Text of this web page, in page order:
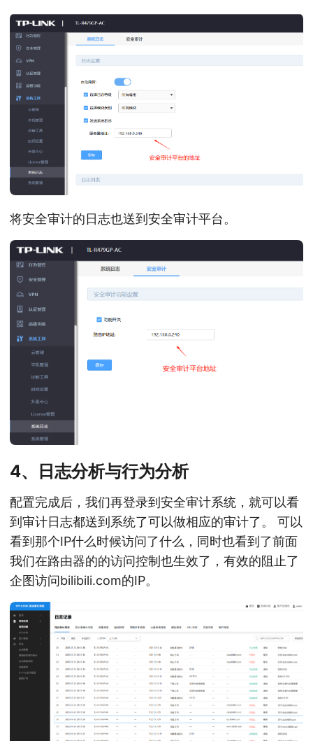
将安全审计的日志也送到安全审计平台。
4、日志分析与行为分析
配置完成后，我们再登录到安全审计系统，就可以看
到审计日志都送到系统了可以做相应的审计了。 可以
看到那个IP什么时候访问了什么，同时也看到了前面
我们在路由器的的访问控制也生效了，有效的阻止了
企图访问bilibili.com的IP。